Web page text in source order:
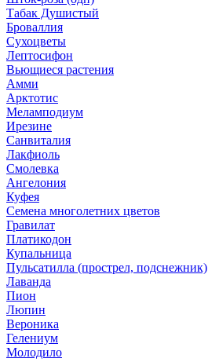
Табак Душистый
Броваллия
Сухоцветы
Лептосифон
Вьющиеся растения
Амми
Арктотис
Меламподиум
Ирезине
Санвиталия
Лакфиоль
Смолевка
Ангелония
Куфея
Семена многолетних цветов
Гравилат
Платикодон
Купальница
Пульсатилла (прострел, подснежник)
Лаванда
Пион
Люпин
Вероника
Гелениум
Молодило